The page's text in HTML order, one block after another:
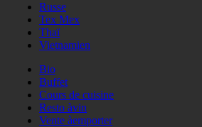
Russe
Tex Mex
Thaï
Vietnamien
Bio
Buffet
Cours de cuisine
Resto àvin
Vente àemporter